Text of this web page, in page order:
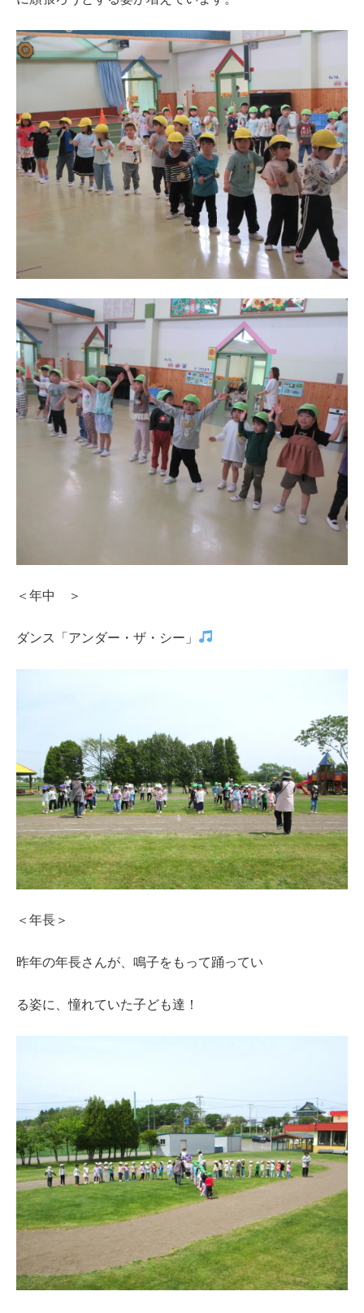
＜年中 ＞
ダンス「アンダー・ザ・シー」
＜年長＞
昨年の年長さんが、鳴子をもって踊ってい
る姿に、憧れていた子ども達！